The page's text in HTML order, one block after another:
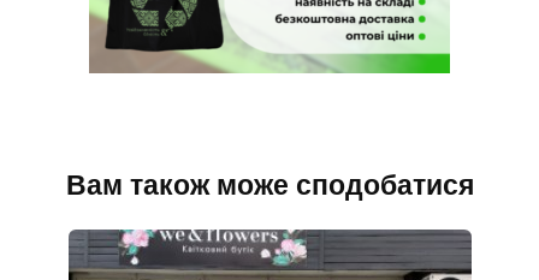
Вам також може сподобатися